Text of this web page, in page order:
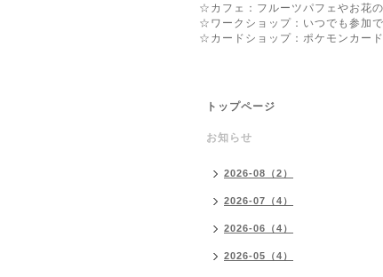
☆カフェ：フルーツパフェやお花
☆ワークショップ：いつでも参加
☆カードショップ：ポケモンカー
トップページ
お知らせ
2026-08（2）
2026-07（4）
2026-06（4）
2026-05（4）